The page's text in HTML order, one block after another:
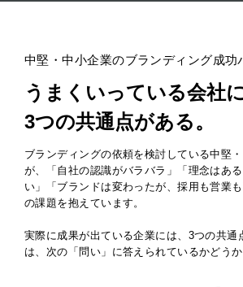
中堅・中小企業のブランディング成
うまくいっている会社に
3つの共通点がある。
ブランディングの依頼を検討している中堅
が、「自社の認識がバラバラ」「理念はあ
い」「ブランドは変わったが、採用も営業
の課題を抱えています。
実際に成果が出ている企業には、3つの共通
は、次の「問い」に答えられているかどうか